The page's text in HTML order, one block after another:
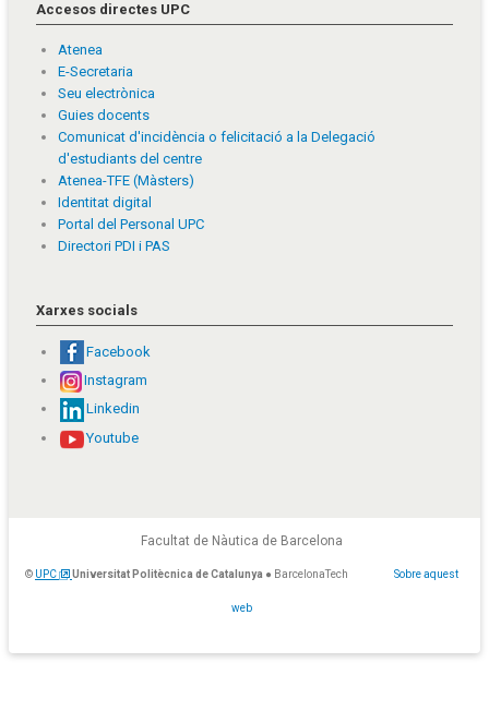
Accesos directes UPC
Atenea
E-Secretaria
Seu electrònica
Guies docents
Comunicat d'incidència o felicitació a la Delegació
d'estudiants del centre
Atenea-TFE (Màsters)
Identitat digital
Portal del Personal UPC
Directori PDI i PAS
Xarxes socials
Facebook
Instagram
Linkedin
Youtube
Facultat de Nàutica de Barcelona
© UPC Universitat Politècnica de Catalunya ● BarcelonaTech Sobre aquest
web